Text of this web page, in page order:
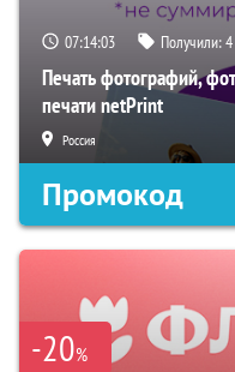
07:14:02 Получили:4
Печать фотографий,
печати netPrint
Россия
Промокод
-20%